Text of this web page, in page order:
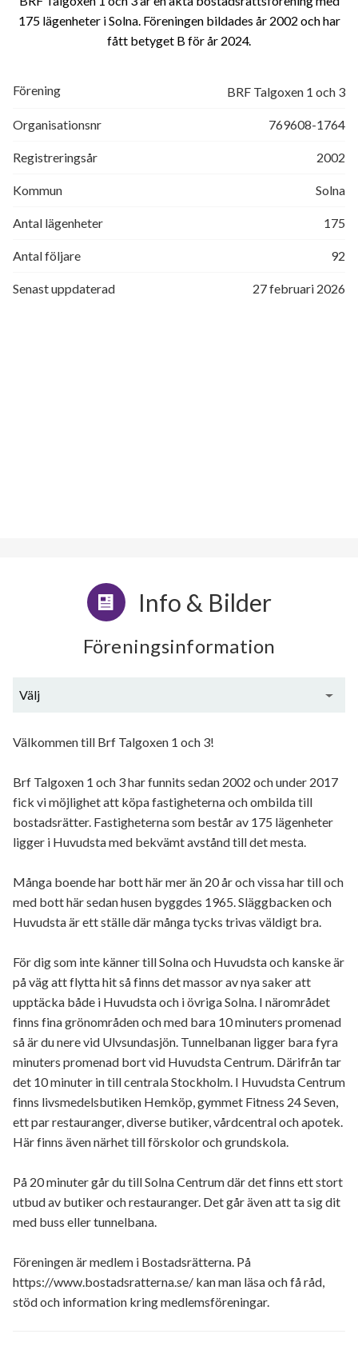
175 lägenheter i Solna. Föreningen bildades år 2002 och har
fått betyget B för år 2024
Förening BRF Talgoxen 1 och 3
Organisationsnr 769608-1764
Registreringsår 2002
Kommun Solna
Antal lägenheter 175
Antal följare 92
Senast uppdaterad 27 februari 2026
Info & Bilder
Föreningsinformation
Välj
Utförda renoveringar
Planerade renoveringar
Parkeringsplatser
Välkommen till Brf Talgoxen 1 och 3!
Brf Talgoxen 1 och 3 har funnits sedan 2002 och under 2017
fick vi möjlighet att köpa fastigheterna och ombilda till
bostadsrätter. Fastigheterna som består av 175 lägenheter
ligger i Huvudsta med bekvämt avstånd till det mesta.
Många boende har bott här mer än 20 år och vissa har till och
med bott här sedan husen byggdes 1965. Släggbacken och
Huvudsta är ett ställe där många tycks trivas väldigt bra.
För dig som inte känner till Solna och Huvudsta och kanske är
på väg att flytta hit så finns det massor av nya saker att
upptäcka både i Huvudsta och i övriga Solna. I närområdet
finns fina grönområden och med bara 10 minuters promenad
så är du nere vid Ulvsundasjön. Tunnelbanan ligger bara fyra
minuters promenad bort vid Huvudsta Centrum. Därifrån tar
det 10 minuter in till centrala Stockholm. I Huvudsta Centrum
finns livsmedelsbutiken Hemköp, gymmet Fitness 24 Seven,
ett par restauranger, diverse butiker, vårdcentral och apotek.
Här finns även närhet till förskolor och grundskola.
På 20 minuter går du till Solna Centrum där det finns ett stort
utbud av butiker och restauranger. Det går även att ta sig dit
med buss eller tunnelbana.
Föreningen är medlem i Bostadsrätterna. På
https://www.bostadsratterna.se/ kan man läsa och få råd,
stöd och information kring medlemsföreningar.